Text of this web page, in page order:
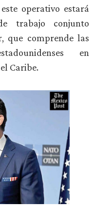
operativo estará
trabajo conjunto
que comprende las
en
Caribe.